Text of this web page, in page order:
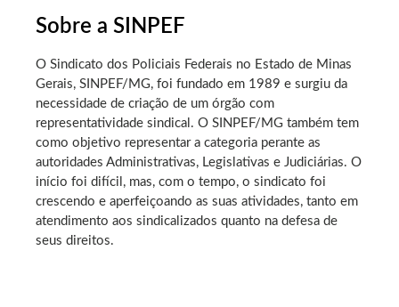
Sobre a SINPEF
O Sindicato dos Policiais Federais no Estado de Minas
Gerais, SINPEF/MG, foi fundado em 1989 e surgiu da
necessidade de criação de um órgão com
representatividade sindical. O SINPEF/MG também tem
como objetivo representar a categoria perante as
autoridades Administrativas, Legislativas e Judiciárias. O
início foi difícil, mas, com o tempo, o sindicato foi
crescendo e aperfeiçoando as suas atividades, tanto em
atendimento aos sindicalizados quanto na defesa de
seus direitos.